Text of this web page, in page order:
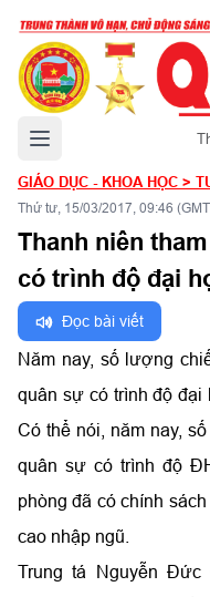
Mở menu chính
GIÁO DỤC - KHOA HỌC >
Thứ tư, 15/03/2017, 09:46
Thanh niên
có trình độ đại
Đọc bài viết
Năm nay, số lượng
quân sự có trình độ đại
Có thể nói, năm nay,
quân sự có trình độ
phòng đã có chính
cao nhập ngũ.
Trung tá Nguyễn Đức